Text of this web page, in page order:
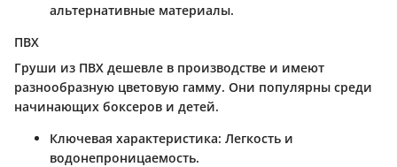
альтернативные материалы.
ПВХ
Груши из ПВХ дешевле в производстве и имеют
разнообразную цветовую гамму. Они популярны среди
начинающих боксеров и детей.
Ключевая характеристика: Легкость и
водонепроницаемость.